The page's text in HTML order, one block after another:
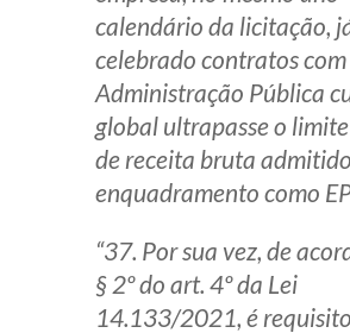
calendário da licitação,
celebrado contratos com
Administração Pública
global ultrapasse o
de receita bruta
enquadramento como
“37. Por sua vez, de
§ 2º do art. 4º da Lei
14.133/2021, é